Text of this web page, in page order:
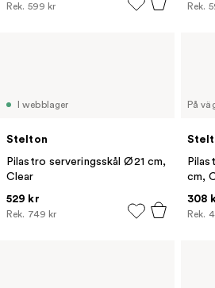
Rek. 599 kr Rek.
I webblager
Stelton
Pilastro serveringsskål Ø21 cm,
Clear
529 kr
Rek. 749 kr
På
cm,
308
Rek.